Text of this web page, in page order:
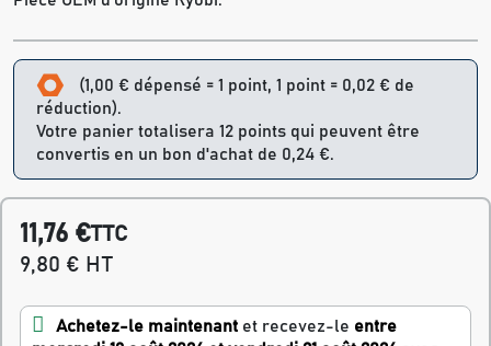
(1,00 € dépensé = 1 point, 1 point = 0,02 € de
réduction).
Votre panier totalisera 12 points qui peuvent être
convertis en un bon d'achat de 0,24 €.
11,76 €TTC
9,80 € HT
Achetez-le maintenant et recevez-le entre